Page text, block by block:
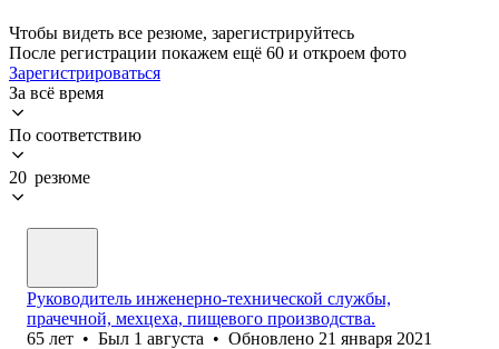
Чтобы видеть все резюме, зарегистрируйтесь
После регистрации покажем ещё 60 и откроем фото
Зарегистрироваться
За всё время
По соответствию
20 резюме
Руководитель инженерно-технической службы,
прачечной, мехцеха, пищевого производства.
65 лет • Был 1 августа • Обновлено 21 января 2021